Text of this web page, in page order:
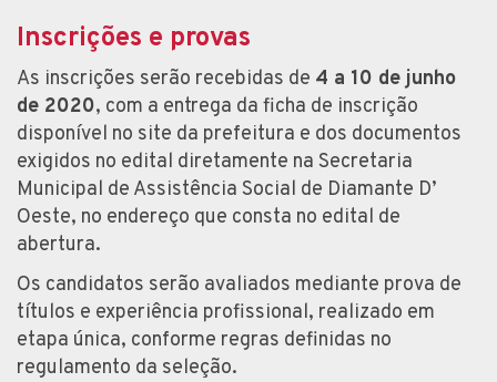
Inscrições e provas
As inscrições serão recebidas de 4 a 10 de junho
de 2020, com a entrega da ficha de inscrição
disponível no site da prefeitura e dos documentos
exigidos no edital diretamente na Secretaria
Municipal de Assistência Social de Diamante D’
Oeste, no endereço que consta no edital de
abertura.
Os candidatos serão avaliados mediante prova de
títulos e experiência profissional, realizado em
etapa única, conforme regras definidas no
regulamento da seleção.